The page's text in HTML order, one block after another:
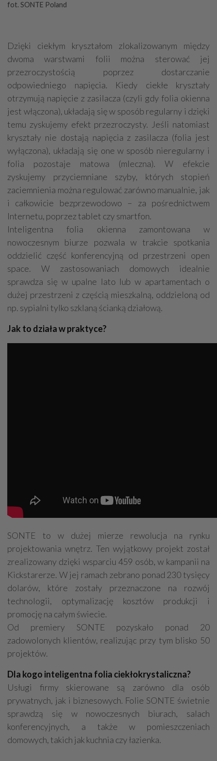
fot. SONTE Poland
Dzięki ciekłym kryształom zlokalizowanym między
dwoma warstwami folii można sterować jej
przezroczystością poprzez dostarczanie
odpowiedniego napięcia. Kiedy ciekłe kryształy
otrzymują napięcie z zasilacza (czyli gdy folia okienna
jest włączona), układają się w sposób regularny i dzięki
temu zyskujemy efekt przezroczysty. Jeśli natomiast
kryształy nie dostają napięcia z zasilacza (folia jest
wyłączona), układają się one w sposób nieregularny i
folia pozostaje matowa (mleczna). W efekcie
zyskujemy przyciemniane szyby, których stopień
zaciemnienia można regulować zarówno manualnie, jak
i całkowicie bezprzewodowo – za pośrednictwem
Internetu, poprzez tablet czy smartfon.
Inteligentna folia okienna zamontowana w
nowoczesnym biurze pozwala w trakcie spotkania
oddzielić część konferencyjną od przestrzeni open
space. W zastosowaniach domowych idealnie
sprawdza się w upalne lato lub w apartamentach o
dużej przestrzeni z częścią mieszkalną, oddzieloną od
np. sypialni tylko szklaną ścianką działową.
Jak to działa w praktyce?
SONTE to w dużej mierze rewolucja na rynku
projektowania wnętrz. Ten wyjątkowy projekt został
zrealizowany dzięki wsparciu 459 osób, w kampanii na
Kickstarerze. W jej ramach zebrano ponad 230 tysięcy
dolarów, które zostały przeznaczone na rozwój
technologii, optymalizację kosztów produkcji i
promocję na całym świecie.
Od premiery SONTE pozyskało ponad 20
zadowolonych klientów, realizując przy tym blisko 50
projektów.
Dla kogo inteligentna folia ciekłokrystaliczna?
Usługi firmy skierowane są zarówno dla osób
prywatnych, jak i biznesowych. Folie SONTE świetnie
sprawdzą się w nowoczesnych biurach, salach
konferencyjnych, a także w pomieszczeniach
domowych, takich jak kuchnia czy łazienka.